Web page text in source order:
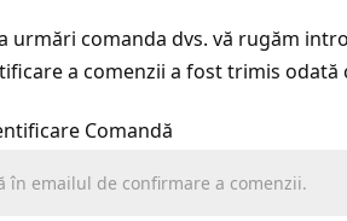
urmări comanda dvs. vă rugăm
a comenzii a fost trimis
Comandă